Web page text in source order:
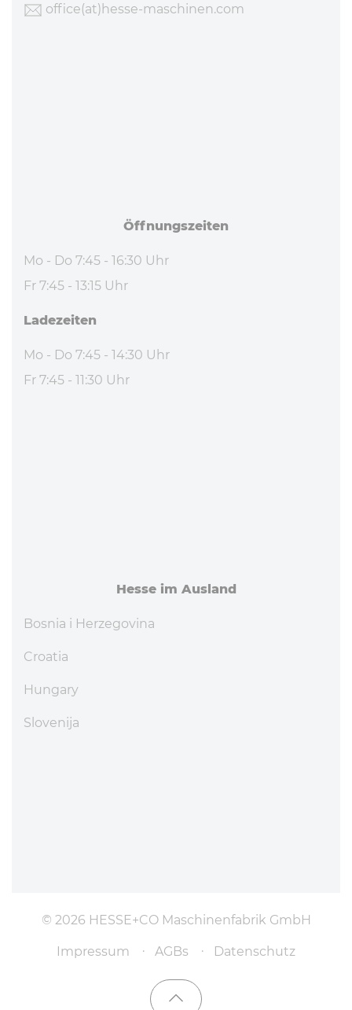
office(at)hesse-maschinen.com
Öff­nungs­zei­ten
Mo - Do 7:45 - 16:30 Uhr
Fr 7:45 - 13:15 Uhr
La­de­zei­ten
Mo - Do 7:45 - 14:30 Uhr
Fr 7:45 - 11:30 Uhr
Hesse im Ausland
Bosnia i Herzegovina
Croatia
Hungary
Slovenija
© 2026 HESSE+CO Maschinenfabrik GmbH
Impressum AGBs Datenschutz